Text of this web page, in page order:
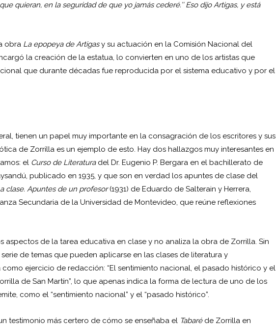
quieran, en la seguridad de que yo jamás cederé.’’ Eso dijo Artigas, y está
obra La epopeya de Artigasy su actuación en la Comisión Nacional del
la creación de la estatua, lo convierten en uno de los artistas que
que durante décadas fue reproducida por el sistema educativo y por el
tienen un papel muy importante en la consagración de los escritores y sus
de Zorrilla es un ejemplo de esto. Hay dos hallazgos muy interesantes en
el Curso de Literaturadel Dr. Eugenio P. Bergara en el bachillerato de
publicado en 1935, y que son en verdad los apuntes de clase del
clase. Apuntes de un profesor(1931) de Eduardo de Salterain y Herrera,
Secundaria de la Universidad de Montevideo, que reúne reflexiones
aspectos de la tarea educativa en clase y no analiza la obra de Zorrilla. Sin
de temas que pueden aplicarse en las clases de literatura y
ejercicio de redacción: “El sentimiento nacional, el pasado histórico y el
de San Martín”, lo que apenas indica la forma de lectura de uno de los
como el “sentimiento nacional” y el “pasado histórico”.
testimonio más certero de cómo se enseñaba el Tabaréde Zorrilla en